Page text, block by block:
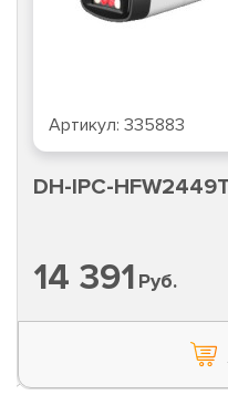
Артикул: 335883
DH-IPC-
14 391 Руб.